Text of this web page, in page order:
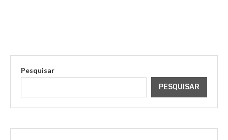
Pesquisar
PESQUISAR